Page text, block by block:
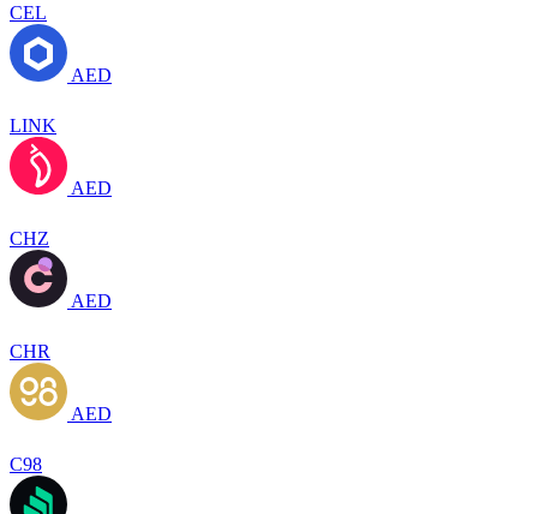
CEL
AED
LINK
AED
CHZ
AED
CHR
AED
C98